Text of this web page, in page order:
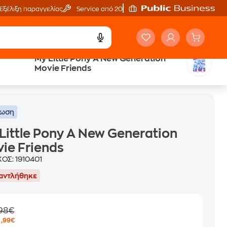
Εξέλιξη παραγγελίας Service από 20'
My Little Pony A New Generation
Movie Friends
Pony A New Generation
Friends
1910401
,99€